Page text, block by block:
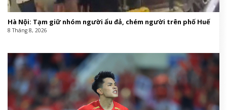
Hà Nội: Tạm giữ nhóm người ẩu đả, chém người trên phố Huế
8 Tháng 8, 2026